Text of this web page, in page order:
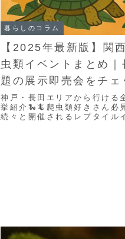
暮らしのコラム
【2025年最新版】関
虫類イベントまとめ
題の展示即売会をチェ
神戸・長田エリアから行ける
挙紹介🐍🦎爬虫類好きさん必
続々と開催されるレプタイル